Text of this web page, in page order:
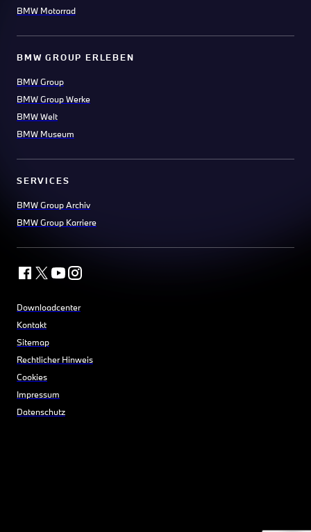
BMW Motorrad
BMW GROUP ERLEBEN
BMW Group
BMW Group Werke
BMW Welt
BMW Museum
SERVICES
BMW Group Archiv
BMW Group Karriere
Downloadcenter
Kontakt
Sitemap
Rechtlicher Hinweis
Cookies
Impressum
Datenschutz